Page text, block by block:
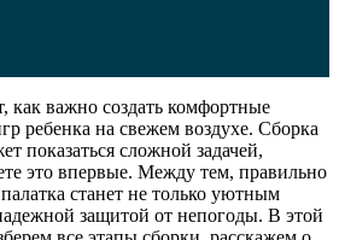
как важно создать комфортные
ребенка на свежем воздухе. Сборка
показаться сложной задачей,
это впервые. Между тем, правильно
станет не только уютным
защитой от непогоды. В этой